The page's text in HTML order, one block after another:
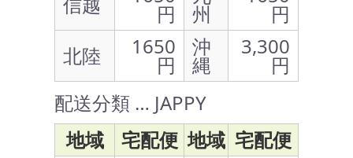
円 州
円
北陸
1650
円
沖
縄
3,300
円
配送分類 … JAPPY
地域
宅配便 地域 宅配便